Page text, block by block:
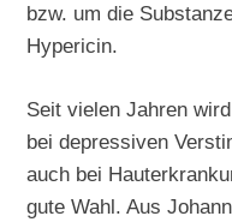
bzw. um die
Hypericin.
Seit vielen Jahren
bei depressiven
auch bei
gute Wahl. Aus